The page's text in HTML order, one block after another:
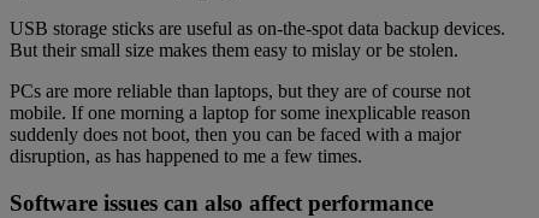
USB storage sticks are useful as on-the-spot data backup devices.
But their small size makes them easy to mislay or be stolen.
PCs are more reliable than laptops, but they are of course not
mobile. If one morning a laptop for some inexplicable reason
suddenly does not boot, then you can be faced with a major
disruption, as has happened to me a few times.
Software issues can also affect performance